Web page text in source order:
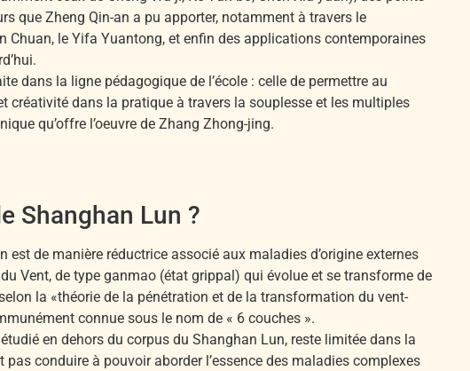
que Zheng Qin-an a pu apporter, notamment à travers le
Chuan, le Yifa Yuantong, et enfin des applications contemporaines
dans la ligne pédagogique de l’école : celle de permettre au
créativité dans la pratique à travers la souplesse et les multiples
qu’offre l’oeuvre de Zhang Zhong-jing.
Shanghan Lun ?
est de manière réductrice associé aux maladies d’origine externes
Vent, de type ganmao (état grippal) qui évolue et se transforme de
la «théorie de la pénétration et de la transformation du vent-
connue sous le nom de « 6 couches ».
en dehors du corpus du Shanghan Lun, reste limitée dans la
conduire à pouvoir aborder l’essence des maladies complexes